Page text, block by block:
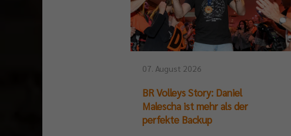
07. August 2026
BR Volleys Story: Daniel
Malescha ist mehr als der
perfekte Backup